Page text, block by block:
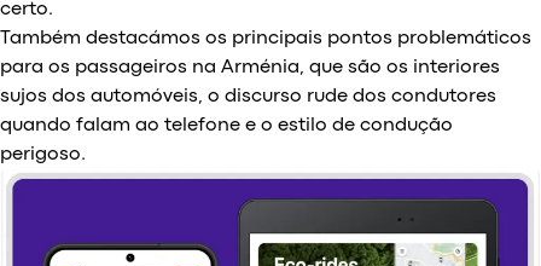
certo.
Também destacámos os principais pontos problemáticos
para os passageiros na Arménia, que são os interiores
sujos dos automóveis, o discurso rude dos condutores
quando falam ao telefone e o estilo de condução
perigoso.